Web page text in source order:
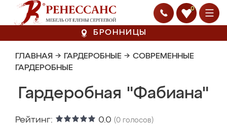
0
БРОННИЦЫ
ГЛАВНАЯ → ГАРДЕРОБНЫЕ → СОВРЕМЕННЫЕ
ГАРДЕРОБНЫЕ
Гардеробная "Фабиана"
Рейтинг: 0.0 (0 голосов)